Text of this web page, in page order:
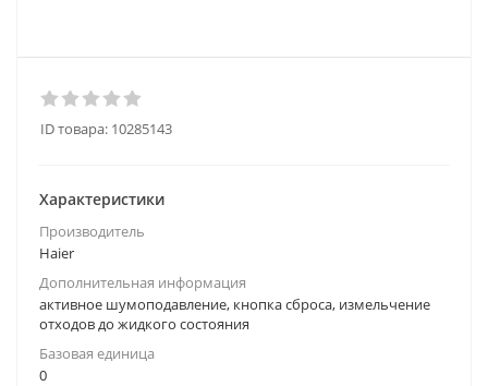
ID товара: 10285143
Характеристики
Производитель
Haier
Дополнительная информация
активное шумоподавление, кнопка сброса, измельчение
отходов до жидкого состояния
Базовая единица
0